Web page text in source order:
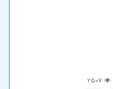
2507